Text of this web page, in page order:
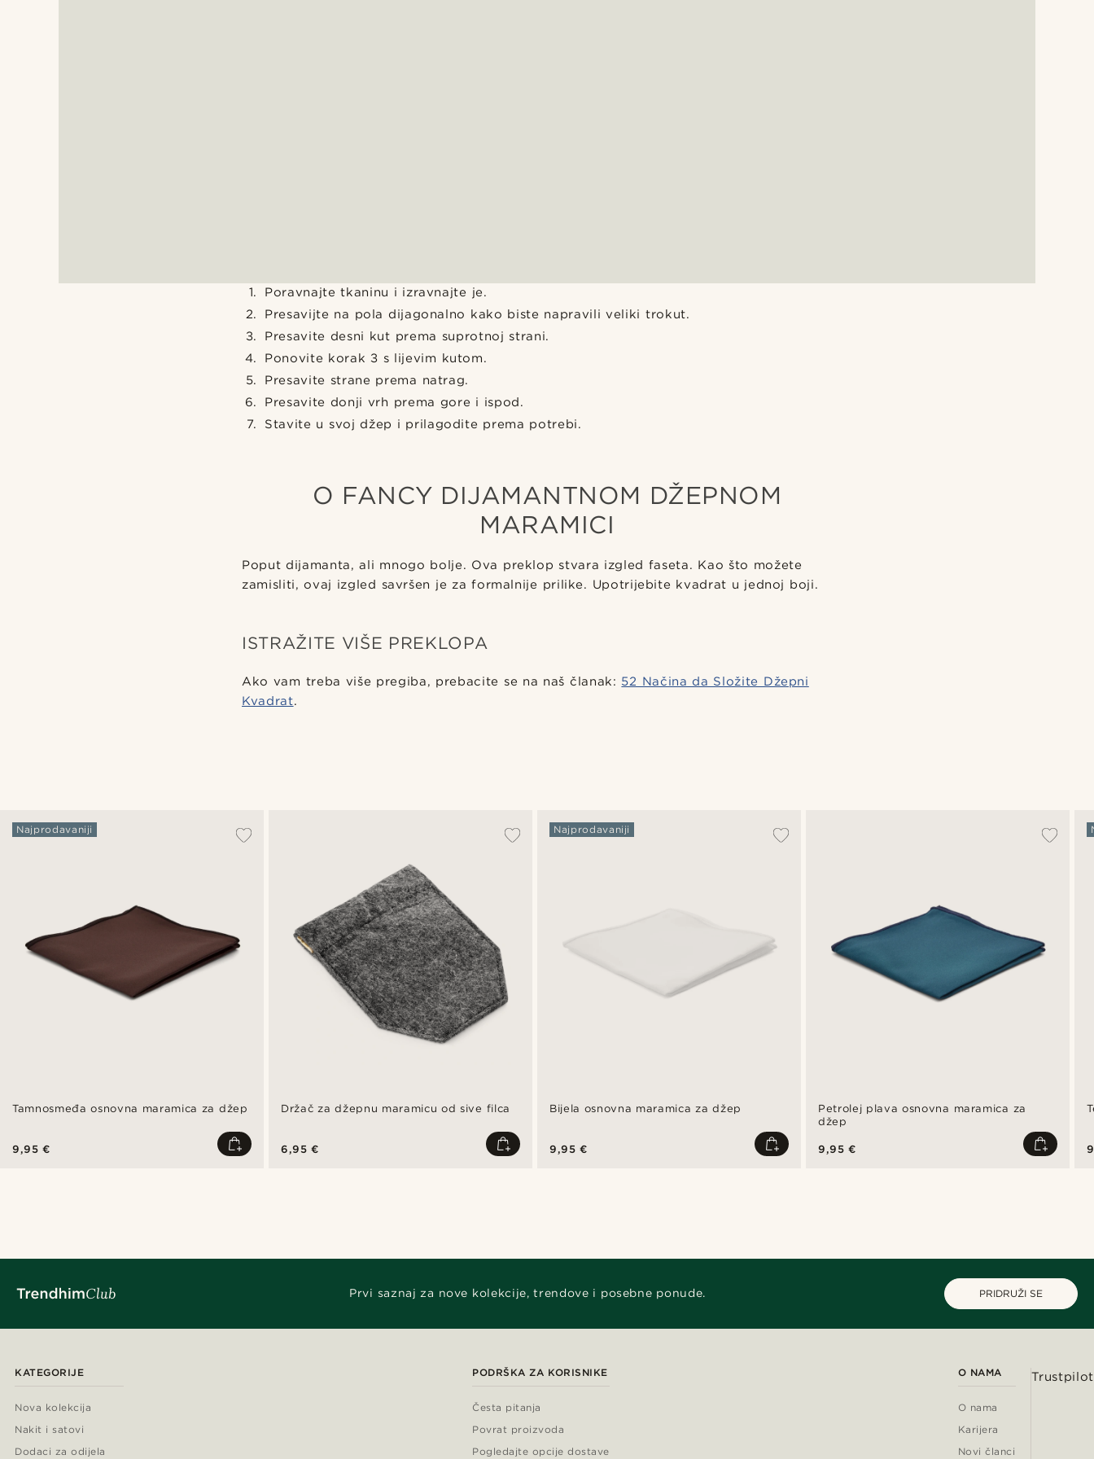
Poravnajte tkaninu i izravnajte je.
Presavijte na pola dijagonalno kako biste napravili veliki trokut.
Presavite desni kut prema suprotnoj strani.
Ponovite korak 3 s lijevim kutom.
Presavite strane prema natrag.
Presavite donji vrh prema gore i ispod.
Stavite u svoj džep i prilagodite prema potrebi.
O FANCY DIJAMANTNOM DŽEPNOM
MARAMICI
Poput dijamanta, ali mnogo bolje. Ova preklop stvara izgled faseta. Kao što možete
zamisliti, ovaj izgled savršen je za formalnije prilike. Upotrijebite kvadrat u jednoj boji.
ISTRAŽITE VIŠE PREKLOPA
Ako vam treba više pregiba, prebacite se na naš članak: 52 Načina da Složite Džepni
Kvadrat.
Tamnosmeđa osnovna maramica za džep
Najprodavaniji
9,95 €
Držač za džepnu maramicu od sive filca
6,95 €
Bijela osnovna maramica za džep
Najprodavaniji
9,95 €
Petrolej plava osnovna maramica za
džep
9,95 €
Prvi saznaj za nove kolekcije, trendove i posebne ponude. PRIDRUŽI SE
KATEGORIJE
Nova kolekcija
Nakit i satovi
Dodaci za odijela
PODRŠKA ZA KORISNIKE
Česta pitanja
Povrat proizvoda
Pogledajte opcije dostave
O NAMA
O nama
Karijera
Novi članci
Trustpilot